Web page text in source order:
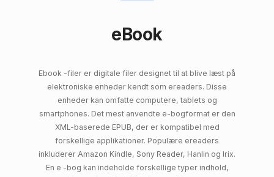
eBook
Ebook -filer er digitale filer designet til at blive læst på
elektroniske enheder kendt som ereaders. Disse
enheder kan omfatte computere, tablets og
smartphones. Det mest anvendte e-bogformat er den
XML-baserede EPUB, der er kompatibel med
forskellige applikationer. Populære ereaders
inkluderer Amazon Kindle, Sony Reader, Hanlin og Irix.
En e -bog kan indeholde forskellige typer indhold,